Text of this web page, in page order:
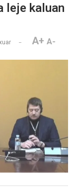
leje kaluan
A+ A-